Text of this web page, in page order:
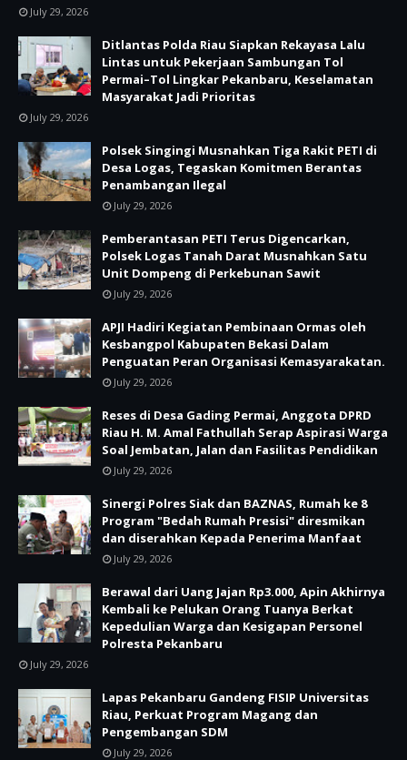
July 29, 2026
Ditlantas Polda Riau Siapkan Rekayasa Lalu
Lintas untuk Pekerjaan Sambungan Tol
Permai–Tol Lingkar Pekanbaru, Keselamatan
Masyarakat Jadi Prioritas
July 29, 2026
Polsek Singingi Musnahkan Tiga Rakit PETI di
Desa Logas, Tegaskan Komitmen Berantas
Penambangan Ilegal
July 29, 2026
Pemberantasan PETI Terus Digencarkan,
Polsek Logas Tanah Darat Musnahkan Satu
Unit Dompeng di Perkebunan Sawit
July 29, 2026
APJI Hadiri Kegiatan Pembinaan Ormas oleh
Kesbangpol Kabupaten Bekasi Dalam
Penguatan Peran Organisasi Kemasyarakatan.
July 29, 2026
Reses di Desa Gading Permai, Anggota DPRD
Riau H. M. Amal Fathullah Serap Aspirasi Warga
Soal Jembatan, Jalan dan Fasilitas Pendidikan
July 29, 2026
Sinergi Polres Siak dan BAZNAS, Rumah ke 8
Program "Bedah Rumah Presisi" diresmikan
dan diserahkan Kepada Penerima Manfaat
July 29, 2026
Berawal dari Uang Jajan Rp3.000, Apin Akhirnya
Kembali ke Pelukan Orang Tuanya Berkat
Kepedulian Warga dan Kesigapan Personel
Polresta Pekanbaru
July 29, 2026
Lapas Pekanbaru Gandeng FISIP Universitas
Riau, Perkuat Program Magang dan
Pengembangan SDM
July 29, 2026